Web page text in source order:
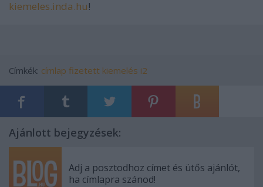
kiemeles.inda.hu!
Címkék: címlap fizetett kiemelés i2
Ajánlott bejegyzések:
Adj a posztodhoz címet és ütős ajánlót,
ha címlapra szánod!